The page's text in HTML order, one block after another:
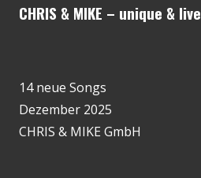
CHRIS & MIKE – unique & live
14 neue Songs
Dezember 2025
CHRIS & MIKE GmbH